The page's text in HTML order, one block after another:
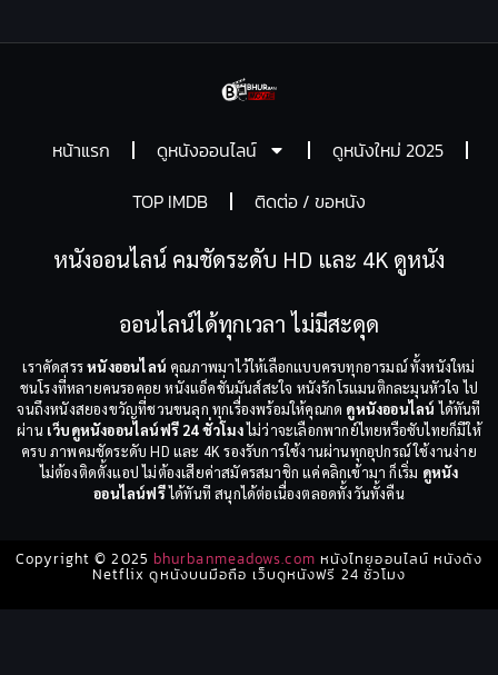
หน้าแรก ดูหนังออนไลน์
ดูหนังใหม่ 2025
TOP IMDB
ติดต่อ / ขอหนัง
หนังออนไลน์ คมชัดระดับ HD และ 4K ดูหนัง
ออนไลน์ได้ทุกเวลา ไม่มีสะดุด
เราคัดสรรหนังออนไลน์ คุณภาพมาไว้ให้เลือกแบบครบทุกอารมณ์ ทั้งหนังใหม่
ชนโรงที่หลายคนรอคอย หนังแอ็คชั่นมันส์สะใจ หนังรักโรแมนติกละมุนหัวใจ ไป
จนถึงหนังสยองขวัญที่ชวนขนลุก ทุกเรื่องพร้อมให้คุณกด ดูหนังออนไลน์ ได้ทันที
ผ่าน เว็บดูหนังออนไลน์ฟรี 24 ชั่วโมงไม่ว่าจะเลือกพากย์ไทยหรือซับไทยก็มีให้
ครบ ภาพคมชัดระดับ HD และ 4K รองรับการใช้งานผ่านทุกอุปกรณ์ ใช้งานง่าย
ไม่ต้องติดตั้งแอป ไม่ต้องเสียค่าสมัครสมาชิก แค่คลิกเข้ามา ก็เริ่ม ดูหนัง
ออนไลน์ฟรีได้ทันที สนุกได้ต่อเนื่องตลอดทั้งวันทั้งคืน
Copyright © 2025 bhurbanmeadows.com หนังไทยออนไลน์ หนังดัง
Netflix ดูหนังบนมือถือ เว็บดูหนังฟรี 24 ชั่วโมง